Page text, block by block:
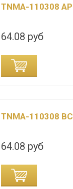
TNMA-110308
64.08 руб
ДОБАВИТЬ
TNMA-110308
64.08 руб
ДОБАВИТЬ